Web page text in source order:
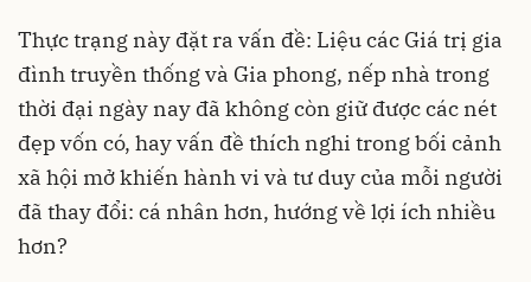
Thực trạng này đặt ra vấn đề: Liệu các Giá trị gia
đình truyền thống và Gia phong, nếp nhà trong
thời đại ngày nay đã không còn giữ được các nét
đẹp vốn có, hay vấn đề thích nghi trong bối cảnh
xã hội mở khiến hành vi và tư duy của mỗi người
đã thay đổi: cá nhân hơn, hướng về lợi ích nhiều
hơn?